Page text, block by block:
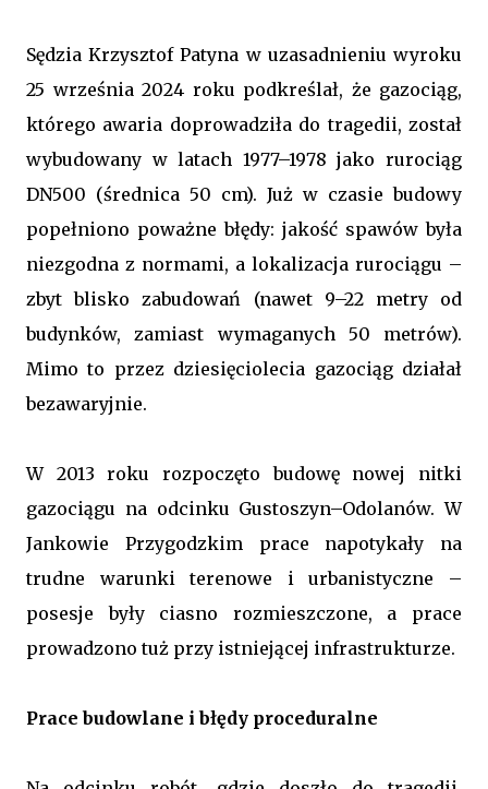
Sędzia Krzysztof Patyna w uzasadnieniu wyroku
25 września 2024 roku podkreślał, że gazociąg,
którego awaria doprowadziła do tragedii, został
wybudowany w latach 1977–1978 jako rurociąg
DN500 (średnica 50 cm). Już w czasie budowy
popełniono poważne błędy: jakość spawów była
niezgodna z normami, a lokalizacja rurociągu –
zbyt blisko zabudowań (nawet 9–22 metry od
budynków, zamiast wymaganych 50 metrów).
Mimo to przez dziesięciolecia gazociąg działał
bezawaryjnie.
W 2013 roku rozpoczęto budowę nowej nitki
gazociągu na odcinku Gustoszyn–Odolanów. W
Jankowie Przygodzkim prace napotykały na
trudne warunki terenowe i urbanistyczne –
posesje były ciasno rozmieszczone, a prace
prowadzono tuż przy istniejącej infrastrukturze.
Prace budowlane i błędy proceduralne